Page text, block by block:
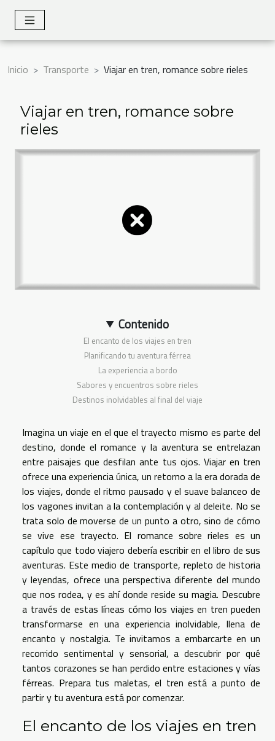
Inicio Transporte Viajar en tren, romance sobre rieles
Viajar en tren, romance sobre
rieles
Contenido
El encanto de los viajes en tren
Planificando tu aventura férrea
La experiencia a bordo
Sabores y encuentros sobre rieles
Destinos inolvidables al final del viaje
Imagina un viaje en el que el trayecto mismo es parte del
destino, donde el romance y la aventura se entrelazan
entre paisajes que desfilan ante tus ojos. Viajar en tren
ofrece una experiencia única, un retorno a la era dorada de
los viajes, donde el ritmo pausado y el suave balanceo de
los vagones invitan a la contemplación y al deleite. No se
trata solo de moverse de un punto a otro, sino de cómo
se vive ese trayecto. El romance sobre rieles es un
capítulo que todo viajero debería escribir en el libro de sus
aventuras. Este medio de transporte, repleto de historia
y leyendas, ofrece una perspectiva diferente del mundo
que nos rodea, y es ahí donde reside su magia. Descubre
a través de estas líneas cómo los viajes en tren pueden
transformarse en una experiencia inolvidable, llena de
encanto y nostalgia. Te invitamos a embarcarte en un
recorrido sentimental y sensorial, a descubrir por qué
tantos corazones se han perdido entre estaciones y vías
férreas. Prepara tus maletas, el tren está a punto de
partir y tu aventura está por comenzar.
El encanto de los viajes en tren